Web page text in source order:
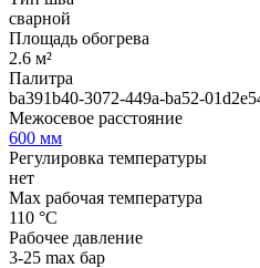
сварной
Площадь обогрева
2.6 м²
Палитра
ba391b40-3072-449a-ba52-
Межосевое расстояние
600 мм
Регулировка температуры
нет
Max рабочая температура
110 °С
Рабочее давление
3-25 max бар